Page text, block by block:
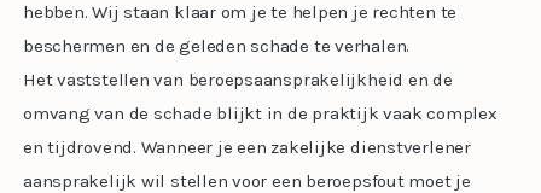
hebben. Wij staan klaar om je te helpen je rechten te
beschermen en de geleden schade te verhalen.
Het vaststellen van beroepsaansprakelijkheid en de
omvang van de schade blijkt in de praktijk vaak complex
en tijdrovend. Wanneer je een zakelijke dienstverlener
aansprakelijk wil stellen voor een beroepsfout moet je